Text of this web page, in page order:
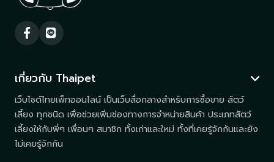
เกี่ยวกับ Thaipet
เว็บไซต์ไทยเพ็ทออนไลน์ เป็นเว็บสื่อกลางสำหรับการซื้อขาย สัตว์
เลี้ยง ทุกชนิด เพื่อช่วยเพิ่มช่องทางการจำหน่ายสินค้า ประเภทสัตว์
เลี้ยงให้กับพี่ๆ เพื่อนๆ สมาชิก ทั้งเก่าและใหม่ ทั้งที่เคยรู้จักกันและยัง
ไม่เคยรู้จักกัน